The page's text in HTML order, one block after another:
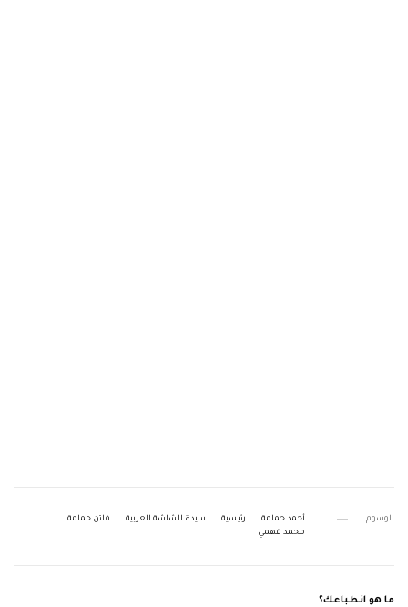
الوسوم أحمد حمامة رئيسية سيدة الشاشة العربية
فاتن حمامة
محمد فهمي
ما هو انطباعك؟